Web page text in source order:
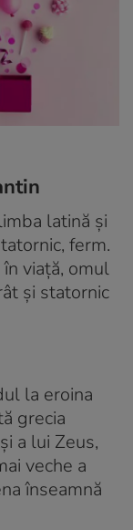
latină și
ferm.
viață, omul
și statornic
la eroina
grecia
a lui Zeus,
veche a
înseamnă